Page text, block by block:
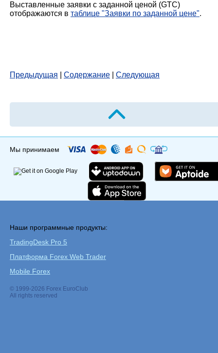
Выставленные заявки с заданной ценой (GTC)
отображаются в таблице "Заявки по заданной цене".
Предыдущая Содержание Следующая
Мы принимаем
Наши программные продукты:
TradingDesk Pro 5
Платформа Forex Web Trader
Mobile Forex
© 1999-2026 Forex EuroClub
All rights reserved